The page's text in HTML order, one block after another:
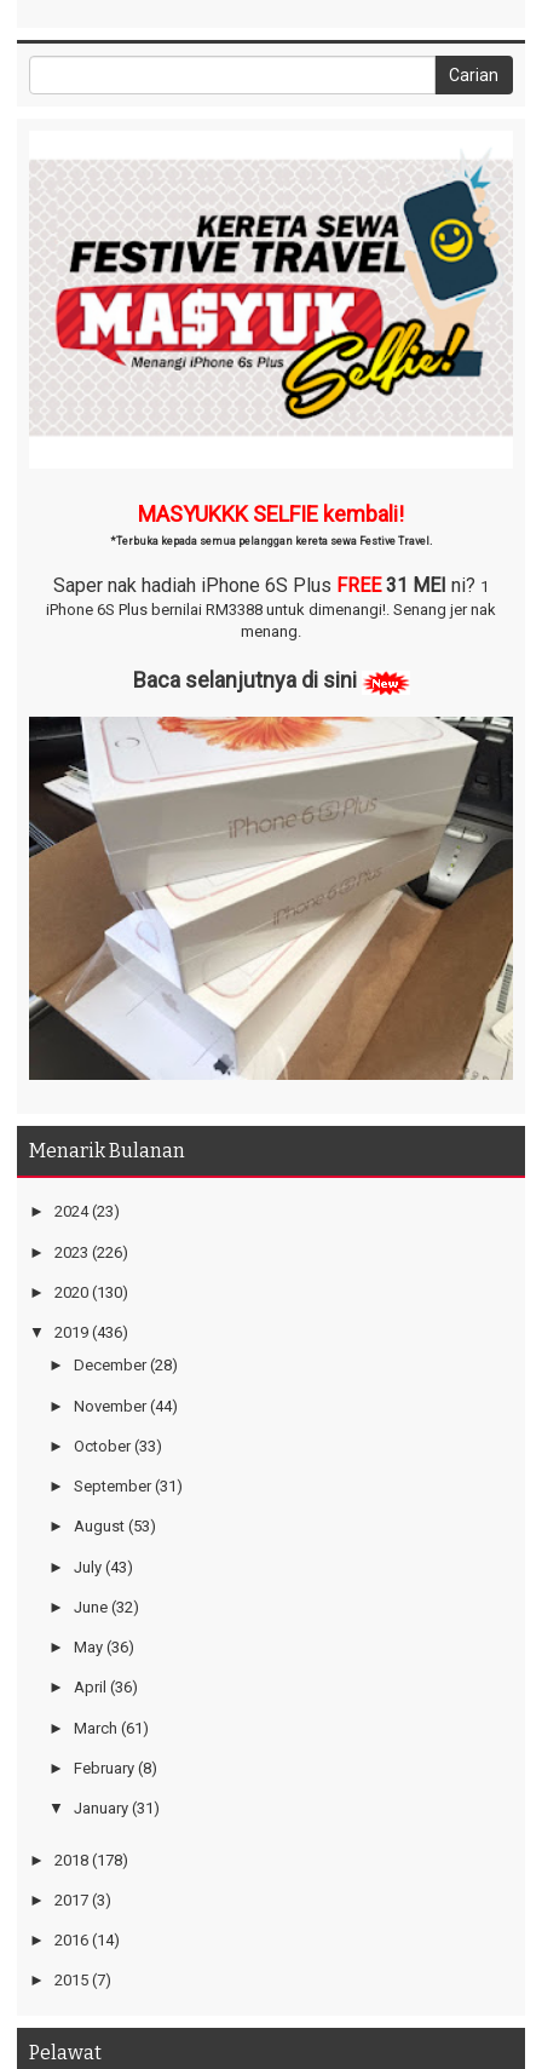
MASYUKKK SELFIE kembali!
*Terbuka kepada semua pelanggan kereta sewa Festive Travel.
Saper nak hadiah iPhone 6S Plus FREE 31 MEI ni? 1
iPhone 6S Plus bernilai RM3388 untuk dimenangi!. Senang jer nak
menang.
Baca selanjutnya di sini
Menarik Bulanan
► 2024 (23)
► 2023 (226)
► 2020 (130)
▼ 2019 (436)
► December (28)
► November (44)
► October (33)
► September (31)
► August (53)
► July (43)
► June (32)
► May (36)
► April (36)
► March (61)
► February (8)
▼ January (31)
► 2018 (178)
► 2017 (3)
► 2016 (14)
► 2015 (7)
Pelawat